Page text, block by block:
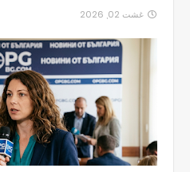
غشت 02, 2026